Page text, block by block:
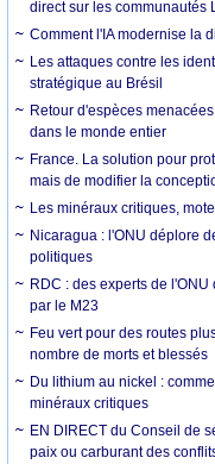
direct sur les communautés
Comment l'IA modernise la
Les attaques contre les
stratégique au Brésil
Retour d'espèces
dans le monde entier
France. La solution pour
mais de modifier la
Les minéraux critiques,
Nicaragua : l'ONU déplore
politiques
RDC : des experts de
par le M23
Feu vert pour des routes
nombre de morts et blessés
Du lithium au nickel :
minéraux critiques
EN DIRECT du Conseil de
paix ou carburant des